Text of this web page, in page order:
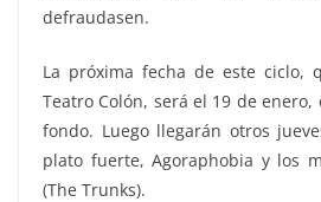
defraudasen.
La próxima fecha de este ciclo,
Teatro Colón, será el 19 de enero,
fondo. Luego llegarán otros
plato fuerte, Agoraphobia y los
(The Trunks).